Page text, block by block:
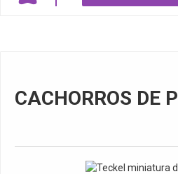
CACHORROS DE